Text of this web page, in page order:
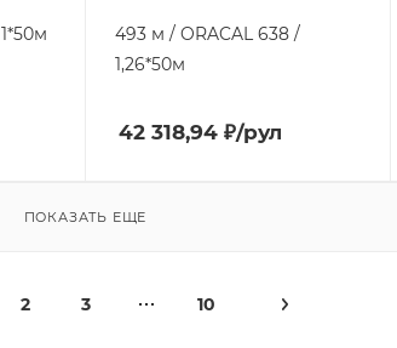
495 м / ORACAL 638 / 1*50м
493 м / ORACAL 638 /
1,26*50м
42 318,94 ₽/рул
ПОКАЗАТЬ ЕЩЕ
2 3 10